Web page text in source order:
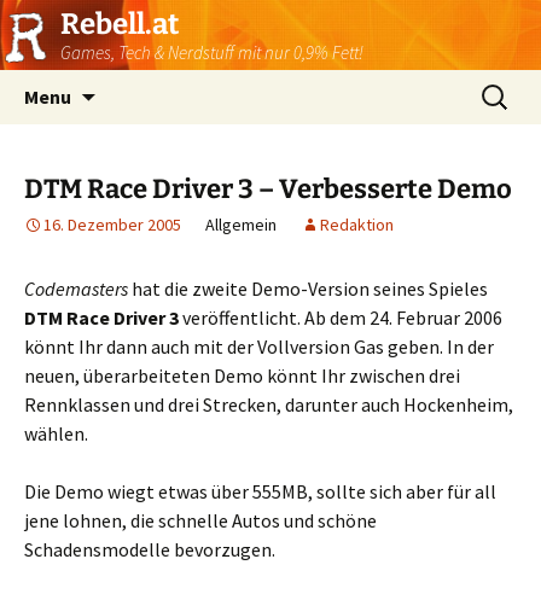
Rebell.at
Games, Tech & Nerdstuff mit nur 0,9% Fett!
Menu
Suchen
nach:
DTM Race Driver 3 – Verbesserte Demo
16. Dezember 2005 Allgemein Redaktion
Codemasters hat die zweite Demo-Version seines Spieles
DTM Race Driver 3veröffentlicht. Ab dem 24. Februar 2006
könnt Ihr dann auch mit der Vollversion Gas geben. In der
neuen, überarbeiteten Demo könnt Ihr zwischen drei
Rennklassen und drei Strecken, darunter auch Hockenheim,
wählen.
Die Demo wiegt etwas über 555MB, sollte sich aber für all
jene lohnen, die schnelle Autos und schöne
Schadensmodelle bevorzugen.